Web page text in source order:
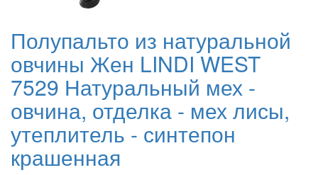
Полупальто из натуральной
овчины Жен LINDI WEST
7529 Натуральный мех -
овчина, отделка - мех лисы,
утеплитель - синтепон
крашенная